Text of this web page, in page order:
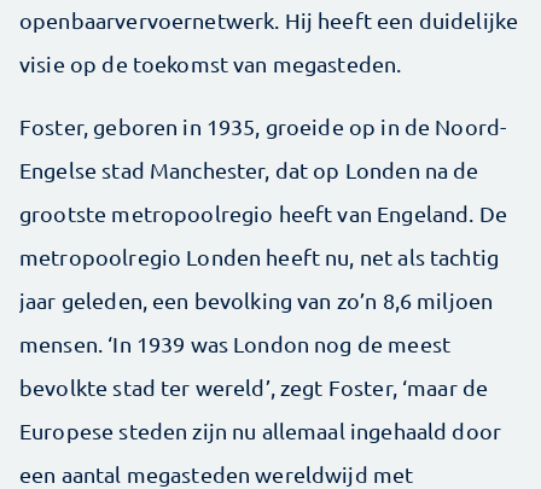
openbaarvervoernetwerk. Hij heeft een duidelijke
visie op de toekomst van megasteden.
Foster, geboren in 1935, groeide op in de Noord-
Engelse stad Manchester, dat op Londen na de
grootste metropoolregio heeft van Engeland. De
metropoolregio Londen heeft nu, net als tachtig
jaar geleden, een bevolking van zo’n 8,6 miljoen
mensen. ‘In 1939 was London nog de meest
bevolkte stad ter wereld’, zegt Foster, ‘maar de
Europese steden zijn nu allemaal ingehaald door
een aantal megasteden wereldwijd met